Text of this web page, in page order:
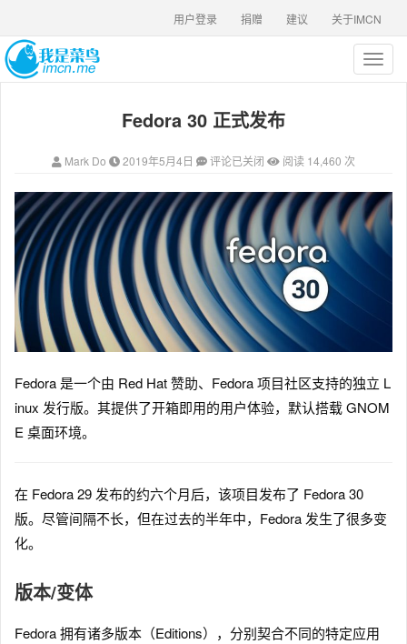
关于IMCN
建议
捐赠
用户登录
T
o
a
v
i
g
Fedora 30 正式发布
Mark Do 2019年5月4日 评论已关闭 阅读 14,460 次
Fedora 是一个由 Red Hat 赞助、Fedora 项目社区支持的独立 L
inux 发行版。其提供了开箱即用的用户体验，默认搭载 GNOM
E 桌面环境。
在 Fedora 29 发布的约六个月后，该项目发布了 Fedora 30
版。尽管间隔不长，但在过去的半年中，Fedora 发生了很多变
化。
版本/变体
Fedora 拥有诸多版本（Editions），分别契合不同的特定应用